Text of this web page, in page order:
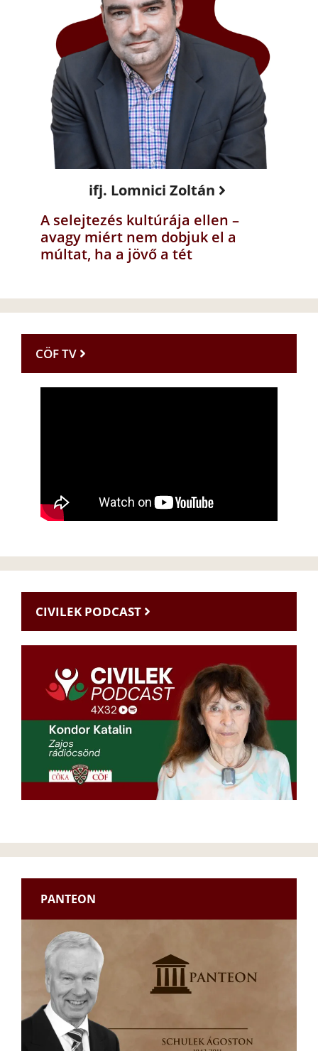
ifj. Lomnici Zoltán
A selejtezés kultúrája ellen –
avagy miért nem dobjuk el a
múltat, ha a jövő a tét
CÖF TV
CIVILEK PODCAST
PANTEON